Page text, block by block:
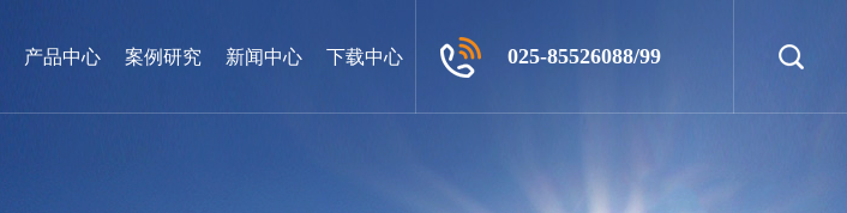
025-85526088/99
产品中心 案例研究 新闻中心 下载中心